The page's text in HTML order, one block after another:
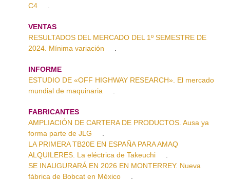
C4
VENTAS
RESULTADOS DEL MERCADO DEL 1º SEMESTRE DE
2024. Mínima variación
INFORME
ESTUDIO DE «OFF HIGHWAY RESEARCH». El mercado
mundial de maquinaria
FABRICANTES
AMPLIACIÓN DE CARTERA DE PRODUCTOS. Ausa ya
forma parte de JLG
LA PRIMERA TB20E EN ESPAÑA PARA AMAQ
ALQUILERES. La eléctrica de Takeuchi
SE INAUGURARÁ EN 2026 EN MONTERREY. Nueva
fábrica de Bobcat en México